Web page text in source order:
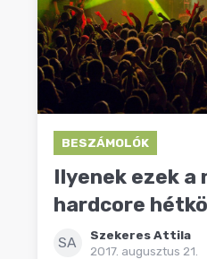
PREMIEREK
KULT
MÁSVILÁG
BLOGBESZÁMOLÓK
Ilyenek ezek a
hardcore
SA
Szekeres Attila
2017. augusztus 21.